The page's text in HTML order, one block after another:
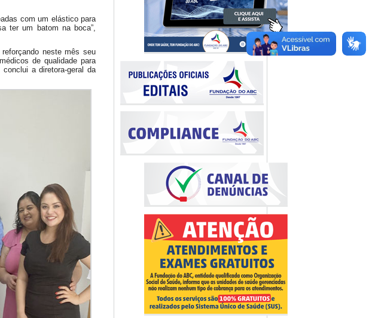
com um elástico para
ter um batom na boca”,
neste mês seu
de qualidade para
a diretora-geral da